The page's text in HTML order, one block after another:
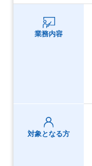
業務内容
対象となる方